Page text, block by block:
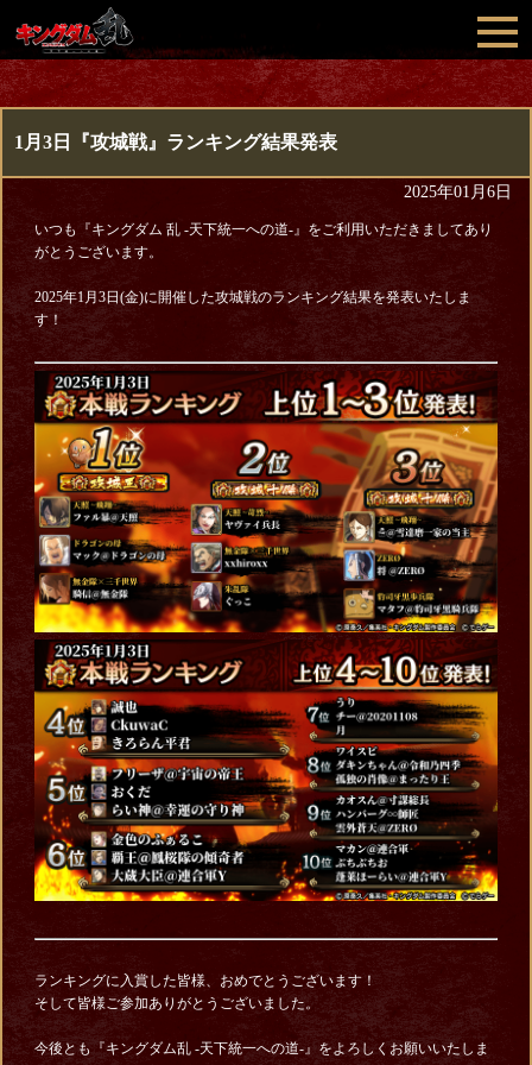
1月3日『攻城戦』ランキング結果発表
2025年01月6日
いつも『キングダム 乱 -天下統一への道-』をご利用いただきましてあり
がとうございます。
2025年1月3日(金)に開催した攻城戦のランキング結果を発表いたしま
す！
ランキングに入賞した皆様、おめでとうございます！
そして皆様ご参加ありがとうございました。
今後とも『キングダム乱 -天下統一への道-』をよろしくお願いいたしま